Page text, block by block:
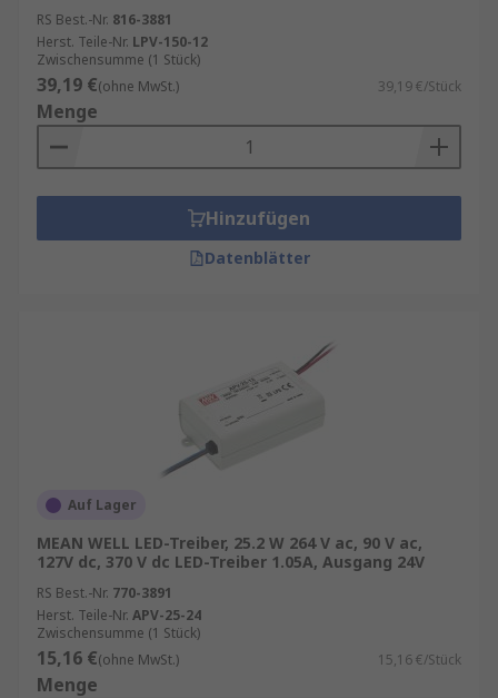
RS Best.-Nr. 816-3881
Herst. Teile-Nr. LPV-150-12
Zwischensumme (1 Stück)
39,19 €(ohne MwSt.) 39,19 €/Stück
Menge
Hinzufügen
Datenblätter
Auf Lager
MEAN WELL LED-Treiber, 25.2 W 264 V ac, 90 V ac,
127V dc, 370 V dc LED-Treiber 1.05A, Ausgang 24V
RS Best.-Nr. 770-3891
Herst. Teile-Nr. APV-25-24
Zwischensumme (1 Stück)
15,16 €(ohne MwSt.) 15,16 €/Stück
Menge